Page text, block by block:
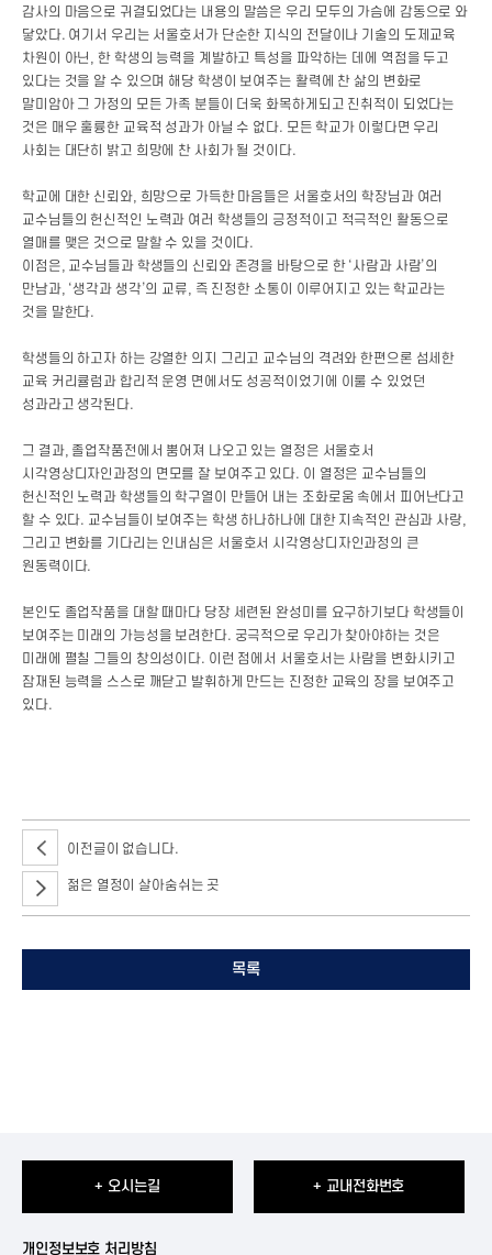
감사의 마음으로 귀결되었다는 내용의 말씀은 우리 모두의 가슴에 감동으로 와
닿았다. 여기서 우리는 서울호서가 단순한 지식의 전달이나 기술의 도제교육
차원이 아닌, 한 학생의 능력을 계발하고 특성을 파악하는 데에 역점을 두고
있다는 것을 알 수 있으며 해당 학생이 보여주는 활력에 찬 삶의 변화로
말미암아 그 가정의 모든 가족 분들이 더욱 화목하게되고 진취적이 되었다는
것은 매우 훌륭한 교육적 성과가 아닐 수 없다. 모든 학교가 이렇다면 우리
사회는 대단히 밝고 희망에 찬 사회가 될 것이다.
학교에 대한 신뢰와, 희망으로 가득한 마음들은 서울호서의 학장님과 여러
교수님들의 헌신적인 노력과 여러 학생들의 긍정적이고 적극적인 활동으로
열매를 맺은 것으로 말할 수 있을 것이다.
이점은, 교수님들과 학생들의 신뢰와 존경을 바탕으로 한 ‘사람과 사람’의
만남과, ‘생각과 생각’의 교류, 즉 진정한 소통이 이루어지고 있는 학교라는
것을 말한다.
학생들의 하고자 하는 강열한 의지 그리고 교수님의 격려와 한편으론 섬세한
교육 커리큘럼과 합리적 운영 면에서도 성공적이었기에 이룰 수 있었던
성과라고 생각된다.
그 결과, 졸업작품전에서 뿜어져 나오고 있는 열정은 서울호서
시각영상디자인과정의 면모를 잘 보여주고 있다. 이 열정은 교수님들의
헌신적인 노력과 학생들의 학구열이 만들어 내는 조화로움 속에서 피어난다고
할 수 있다. 교수님들이 보여주는 학생 하나하나에 대한 지속적인 관심과 사랑,
그리고 변화를 기다리는 인내심은 서울호서 시각영상디자인과정의 큰
원동력이다.
본인도 졸업작품을 대할 때마다 당장 세련된 완성미를 요구하기보다 학생들이
보여주는 미래의 가능성을 보려한다. 궁극적으로 우리가 찾아야하는 것은
미래에 펼칠 그들의 창의성이다. 이런 점에서 서울호서는 사람을 변화시키고
잠재된 능력을 스스로 깨닫고 발휘하게 만드는 진정한 교육의 장을 보여주고
있다.
이전글이 없습니다.
젊은 열정이 살아숨쉬는 곳
목록
+ 오시는길 + 교내전화번호
개인정보보호 처리방침